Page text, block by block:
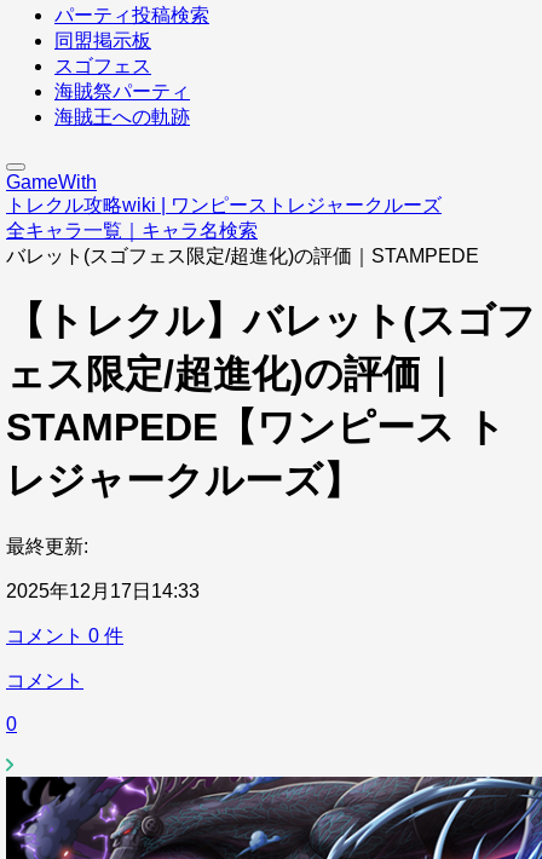
パーティ投稿検索
同盟掲示板
スゴフェス
海賊祭パーティ
海賊王への軌跡
GameWith
トレクル攻略wiki | ワンピーストレジャークルーズ
全キャラ一覧｜キャラ名検索
バレット(スゴフェス限定/超進化)の評価｜STAMPEDE
【トレクル】バレット(スゴフ
ェス限定/超進化)の評価｜
STAMPEDE【ワンピース ト
レジャークルーズ】
最終更新:
2025年12月17日14:33
コメント 0 件
コメント
0